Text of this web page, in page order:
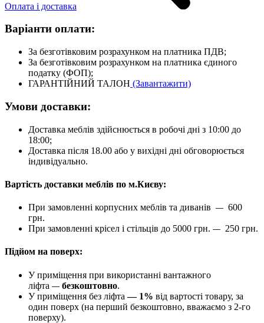
Оплата і доставка
Варіанти оплати:
За безготівковим розрахунком на платника ПДВ;
За безготівковим розрахунком на платника єдиного
податку (ФОП);
ГАРАНТІЙНИЙ ТАЛОН (Завантажити)
Умови доставки:
Доставка меблів здійснюється в робочі дні з 10:00 до
18:00;
Доставка після 18.00 або у вихідні дні обговорюється
індивідуально.
Вартість доставки меблів по м.Києву:
При замовленні корпусних меблів та диванів — 600
грн.
При замовленні крісел і стільців до 5000 грн. — 250 грн.
Підйом на поверх:
У приміщення при використанні вантажного
ліфта — безкоштовно.
У приміщення без ліфта— 1% від вартості товару, за
один поверх (на перший безкоштовно, вважаємо з 2-го
поверху).